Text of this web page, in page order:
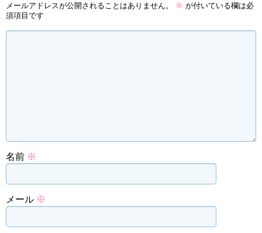
メールアドレスが公開されることはありません。 ※ が付いている欄は必
須項目です
名前 ※
メール ※